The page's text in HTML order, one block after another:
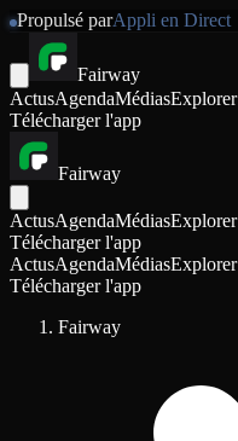
Propulsé parAppli en Direct
Fairway
ActusAgendaMédiasExplorer
Télécharger l'app
Fairway
ActusAgendaMédiasExplorer
Télécharger l'app
ActusAgendaMédiasExplorer
Télécharger l'app
Fairway